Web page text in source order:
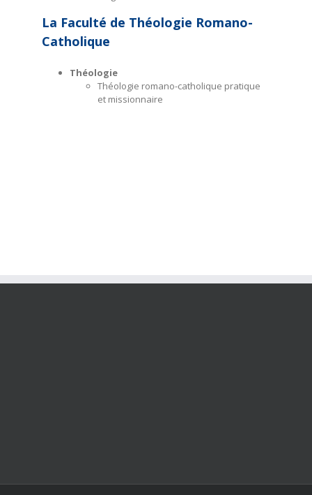
La Faculté de Théologie Romano-
Catholique
Théologie
Théologie romano-catholique pratique
et missionnaire